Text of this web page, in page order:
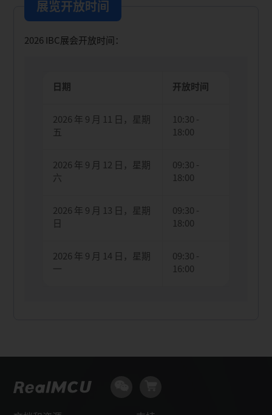
展览开放时间
2026 IBC展会开放时间：
日期 开放时间
2026 年 9 月 11 日，星期
五
10:30 -
18:00
2026 年 9 月 12 日，星期
六
09:30 -
18:00
2026 年 9 月 13 日，星期
日
09:30 -
18:00
2026 年 9 月 14 日，星期
一
09:30 -
16:00